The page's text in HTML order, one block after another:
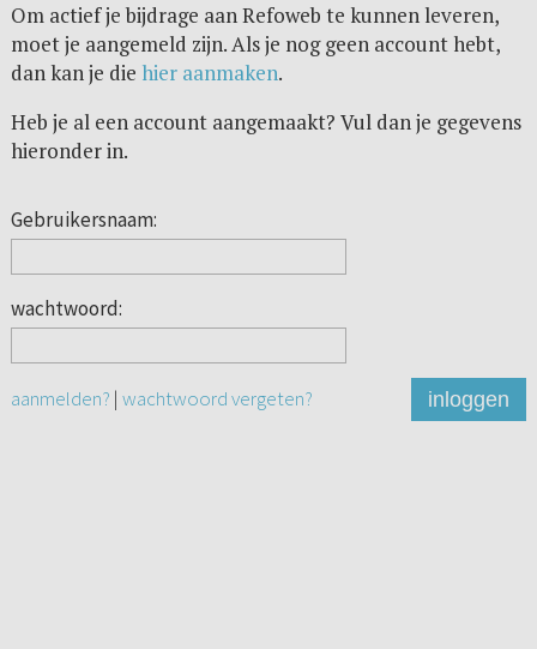
Om actief je bijdrage aan Refoweb te kunnen leveren,
moet je aangemeld zijn. Als je nog geen account hebt,
dan kan je die hier aanmaken.
Heb je al een account aangemaakt? Vul dan je gegevens
hieronder in.
Gebruikersnaam:
wachtwoord:
aanmelden? | wachtwoord vergeten? inloggen